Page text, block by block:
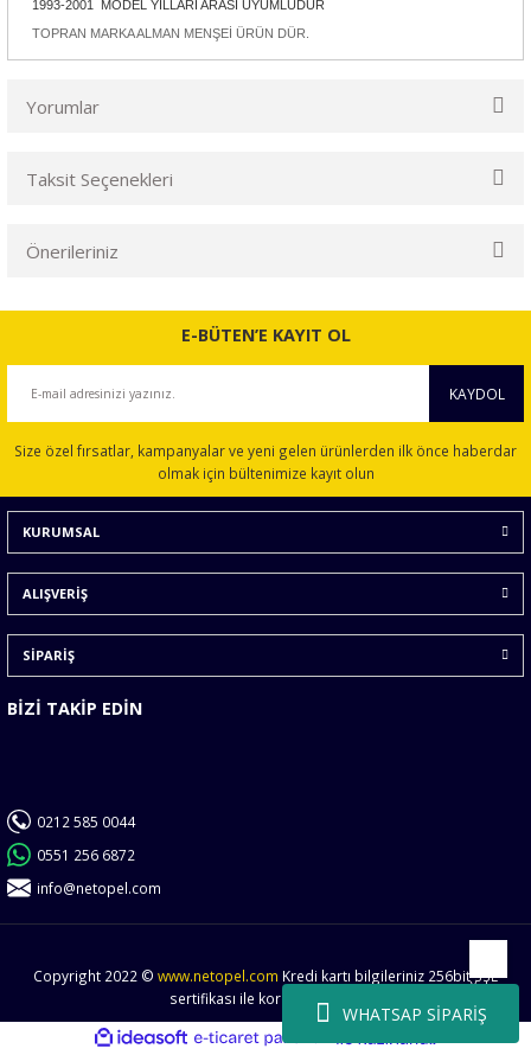
WHATSAP SİPARİŞ
1993-2001 MODEL YILLARI ARASI UYUMLUDUR
TOPRAN MARKA ALMAN MENŞEİ ÜRÜN DÜR.
Yorumlar
Taksit Seçenekleri
Önerileriniz
Bu ürünün fiyat bilgisi, resim, ürün açıklamalarında ve diğer
konularda yetersiz gördüğünüz noktaları öneri formunu
Ürün açıklamasında eksik bilgiler bulunuyor.
Ürün bilgilerinde hatalar bulunuyor.
Ürün fiyatı diğer sitelerden daha pahalı.
Bu ürüne benzer farklı alternatifler olmalı.
E-BÜTEN’E KAYIT OL
KAYDOL
Size özel fırsatlar, kampanyalar ve yeni gelen ürünlerden ilk önce haberdar
olmak için bültenimize kayıt olun
KURUMSAL
ALIŞVERİŞ
SİPARİŞ
BİZİ TAKİP EDİN
0212 585 0044
0551 256 6872
info@netopel.com
Copyright 2022 © www.netopel.com Kredi kartı bilgileriniz 256bit SSL
sertifikası ile korunmaktadır.
Yukarı
ideasoft